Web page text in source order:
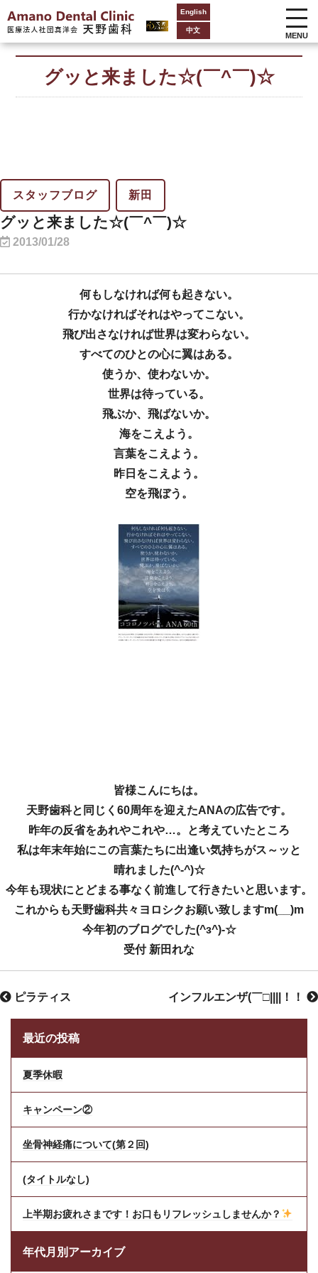
English
中文
MENU
グッと来ました☆(￣^￣)☆
スタッフブログ 新田
グッと来ました☆(￣^￣)☆
2013/01/28
何もしなければ何も起きない。
行かなければそれはやってこない。
飛び出さなければ世界は変わらない。
すべてのひとの心に翼はある。
使うか、使わないか。
世界は待っている。
飛ぶか、飛ばないか。
海をこえよう。
言葉をこえよう。
昨日をこえよう。
空を飛ぼう。
皆様こんにちは。
天野歯科と同じく60周年を迎えたANAの広告です。
昨年の反省をあれやこれや…。と考えていたところ
私は年末年始にこの言葉たちに出逢い気持ちがス～ッと
晴れました(^-^)☆
今年も現状にとどまる事なく前進して行きたいと思います。
これからも天野歯科共々ヨロシクお願い致しますm(__)m
今年初のブログでした(^з^)-☆
受付 新田れな
インフルエンザ(￣□||||！！
ピラティス
最近の投稿
夏季休暇
キャンペーン②
坐骨神経痛について(第２回)
(タイトルなし)
上半期お疲れさまです！お口もリフレッシュしませんか？
年代月別アーカイブ